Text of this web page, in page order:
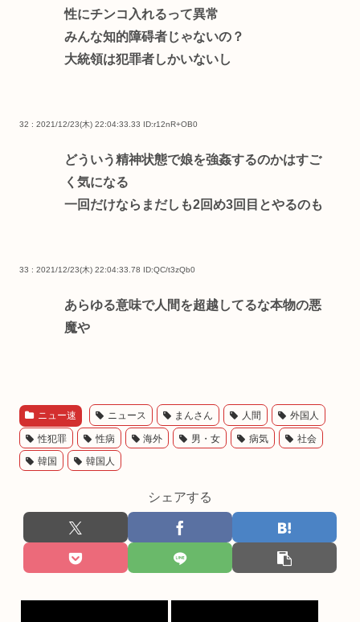
性にチンコ入れるって異常
みんな知的障碍者じゃないの？
大統領は犯罪者しかいないし
32 : 2021/12/23(木) 22:04:33.33 ID:r12nR+OB0
どういう精神状態で娘を強姦するのかはすご
く気になる
一回だけならまだしも2回め3回目とやるのも
33 : 2021/12/23(木) 22:04:33.78 ID:QC/t3zQb0
あらゆる意味で人間を超越してるな本物の悪
魔や
ニュー速 ニュース まんさん 人間 外国人
性犯罪 性病 海外 男・女 病気
社会
韓国
韓国人
シェアする